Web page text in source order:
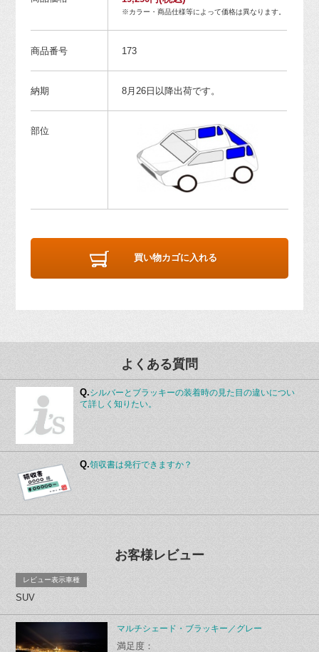
※カラー・商品仕様等によって価格は異なります。
商品番号 173
納期 8月26日以降出荷です。
部位
買い物カゴに入れる
よくある質問
Q.シルバーとブラッキーの装着時の見た目の違いについ
て詳しく知りたい。
Q.領収書は発行できますか？
お客様レビュー
レビュー表示車種
SUV
マルチシェード・ブラッキー／グレー
満足度：